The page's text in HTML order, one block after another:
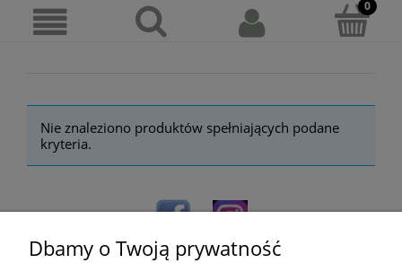
Nie znaleziono produktów spełniających podane
kryteria.
Dbamy o Twoją prywatność